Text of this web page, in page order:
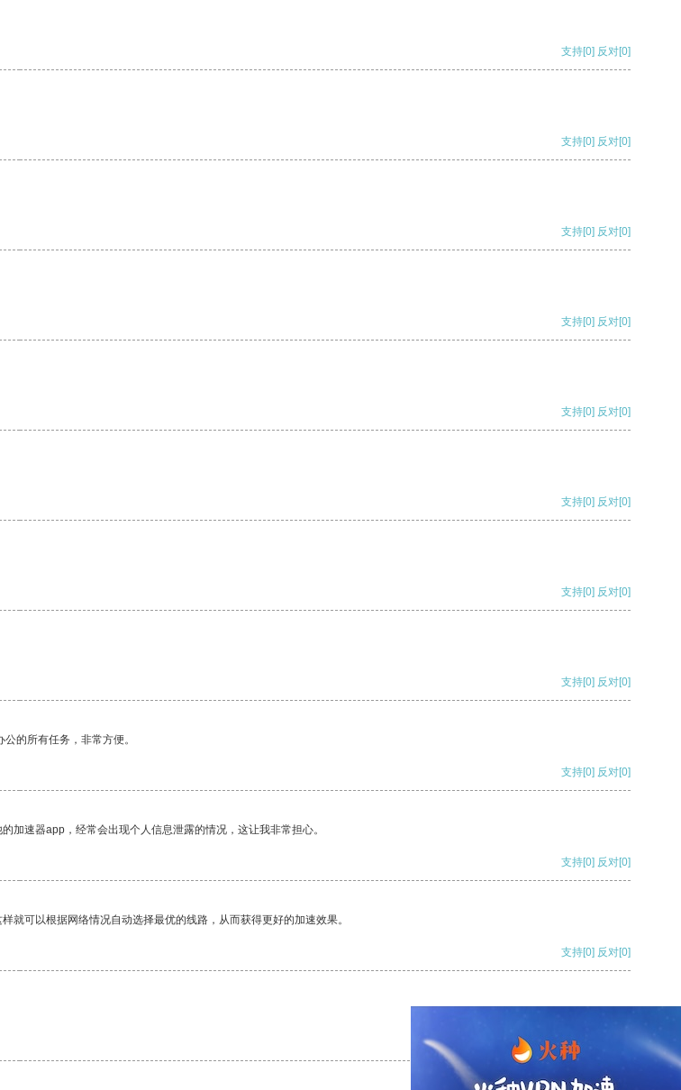
支持[0] 反对[0]
支持[0] 反对[0]
支持[0] 反对[0]
支持[0] 反对[0]
支持[0] 反对[0]
支持[0] 反对[0]
支持[0] 反对[0]
支持[0] 反对[0]
的所有任务，非常方便。
支持[0] 反对[0]
加速器app，经常会出现个人信息泄露的情况，这让我非常担心。
支持[0] 反对[0]
可以根据网络情况自动选择最优的线路，从而获得更好的加速效果。
支持[0] 反对[0]
支持